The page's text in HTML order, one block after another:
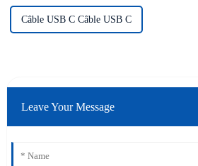
Câble USB C Câble USB C
Leave Your Message